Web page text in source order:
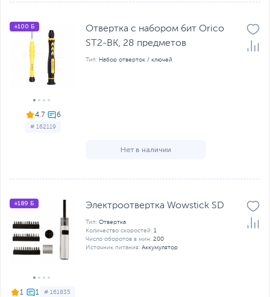
4.7
# 162119
+100 Б
Отвертка с набором бит Orico
ST2-BK, 28 предметов
Тип: Набор отверток / ключей
Нет в наличии
1 # 161835
+189 Б Электроотвертка Wowstick SD
Тип: Отвертка
Количество скоростей: 1
Число оборотов в мин: 200
Источник питания: Аккумулятор